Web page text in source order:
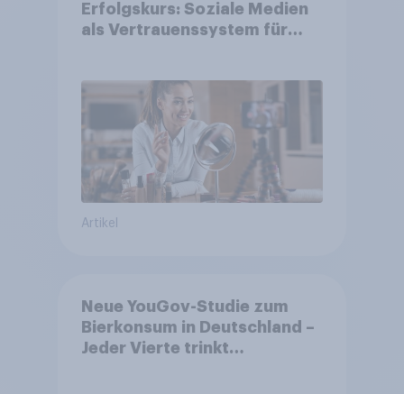
Erfolgskurs: Soziale Medien
als Vertrauenssystem für
Artikel
Neue YouGov-Studie zum
Bierkonsum in Deutschland –
Jeder Vierte trinkt